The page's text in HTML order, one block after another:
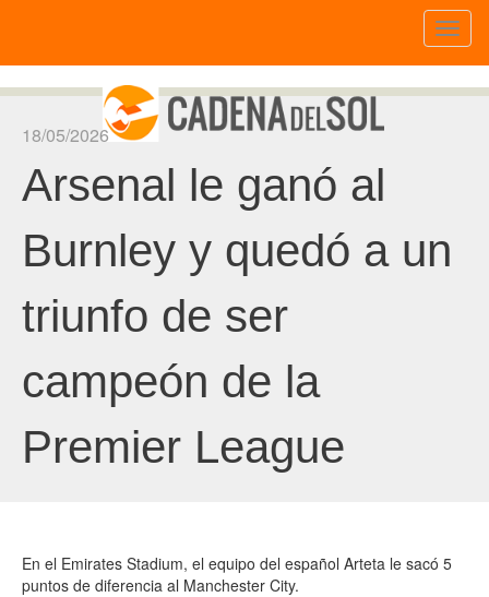
18/05/2026
Arsenal le ganó al
Burnley y quedó a un
triunfo de ser
campeón de la
Premier League
En el Emirates Stadium, el equipo del español Arteta le sacó 5
puntos de diferencia al Manchester City.